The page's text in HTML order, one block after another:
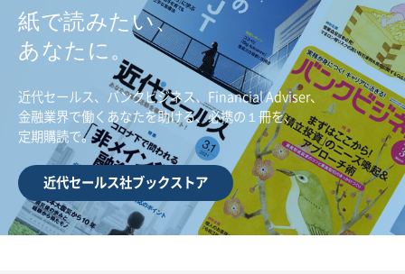
紙で読みたい、
あなたに。
近代セールス、バンクビジネス、Financial Adviser、
金融業界で働くあなたを助ける、必携の１冊を、
定期購読で。
近代セールス社ブックストア